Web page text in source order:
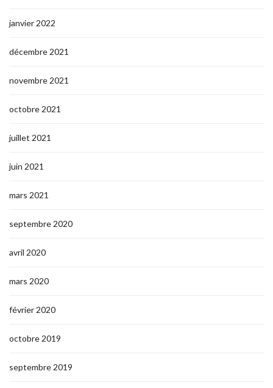
janvier 2022
décembre 2021
novembre 2021
octobre 2021
juillet 2021
juin 2021
mars 2021
septembre 2020
avril 2020
mars 2020
février 2020
octobre 2019
septembre 2019